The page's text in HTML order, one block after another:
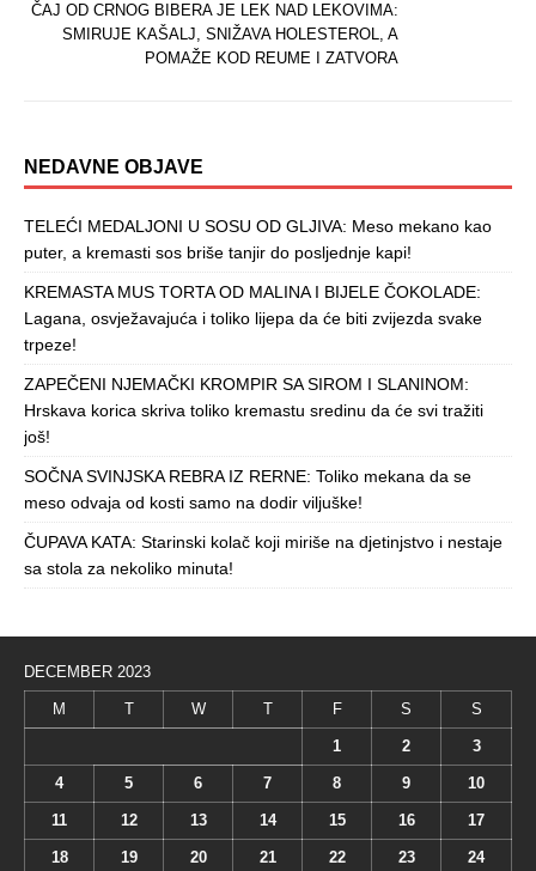
ČAJ OD CRNOG BIBERA JE LEK NAD LEKOVIMA:
SMIRUJE KAŠALJ, SNIŽAVA HOLESTEROL, A
POMAŽE KOD REUME I ZATVORA
NEDAVNE OBJAVE
TELEĆI MEDALJONI U SOSU OD GLJIVA: Meso mekano kao
puter, a kremasti sos briše tanjir do posljednje kapi!
KREMASTA MUS TORTA OD MALINA I BIJELE ČOKOLADE:
Lagana, osvježavajuća i toliko lijepa da će biti zvijezda svake
trpeze!
ZAPEČENI NJEMAČKI KROMPIR SA SIROM I SLANINOM:
Hrskava korica skriva toliko kremastu sredinu da će svi tražiti
još!
SOČNA SVINJSKA REBRA IZ RERNE: Toliko mekana da se
meso odvaja od kosti samo na dodir viljuške!
ČUPAVA KATA: Starinski kolač koji miriše na djetinjstvo i nestaje
sa stola za nekoliko minuta!
DECEMBER 2023
M T W T F S S
1 2 3
4 5 6 7 8 9 10
11 12 13 14 15 16 17
18 19 20 21 22 23 24